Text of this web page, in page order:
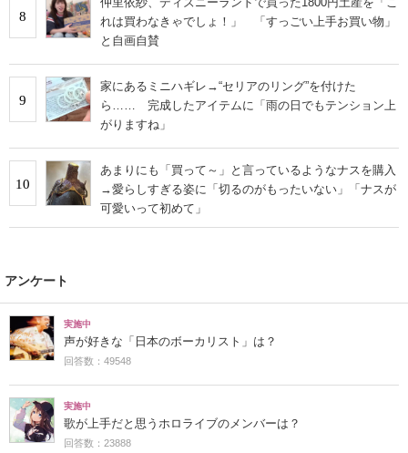
8
れは買わなきゃでしょ！」 「すっごい上手お買い物」
と自画自賛
9
家にあるミニハギレ→“セリアのリング”を付けた
ら…… 完成したアイテムに「雨の日でもテンション上
がりますね」
10
あまりにも「買って～」と言っているようなナスを購入
→愛らしすぎる姿に「切るのがもったいない」「ナスが
可愛いって初めて」
アンケート
実施中
声が好きな「日本のボーカリスト」は？
回答数：49548
実施中
歌が上手だと思うホロライブのメンバーは？
回答数：23888